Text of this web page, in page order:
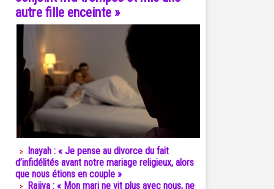
autre fille enceinte »
Inayah : « Je pense au divorce du fait
d’infidélités avant notre mariage religieux, alors
que nous étions en couple »
Rajiya : « Mon mari ne vit plus avec nous, ne